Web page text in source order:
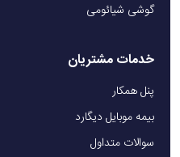
گوشی شیائومی
خدمات مشتریان
پنل همکار
بیمه موبایل دیگارد
سوالات متداول